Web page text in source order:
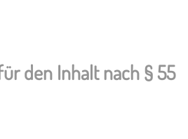
den Inhalt nach § 55